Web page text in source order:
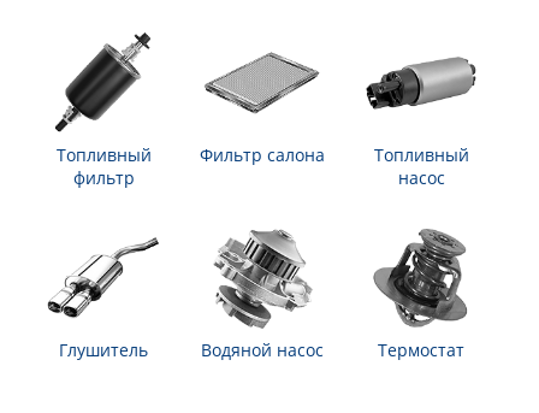
Топливный
фильтр
Фильтр салона
Топливный
насос
Глушитель Водяной насос Термостат